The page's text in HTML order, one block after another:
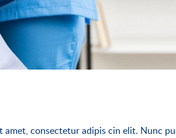
amet, consectetur adipis cin elit. Nunc